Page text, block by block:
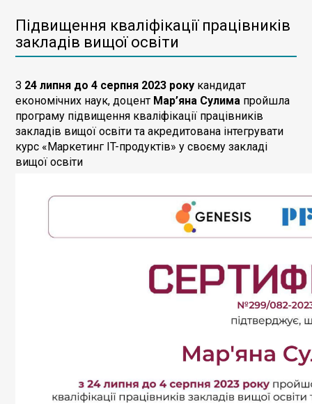
Підвищення кваліфікації працівників
закладів вищої освіти
З 24 липня до 4 серпня 2023 року кандидат
економічних наук, доцент Мар’яна Сулима пройшла
програму підвищення кваліфікації працівників
закладів вищої освіти та акредитована інтегрувати
курс «Маркетинг IT-продуктів» у своєму закладі
вищої освіти